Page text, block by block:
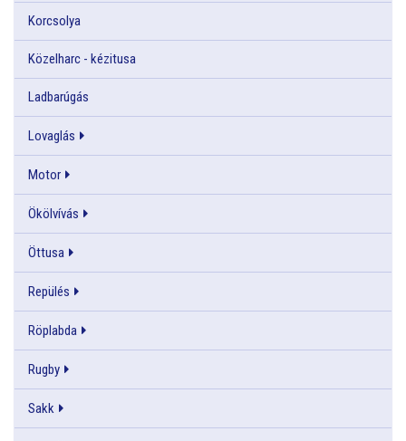
Korcsolya
Közelharc - kézitusa
Ladbarúgás
Lovaglás
Motor
Ökölvívás
Öttusa
Repülés
Röplabda
Rugby
Sakk